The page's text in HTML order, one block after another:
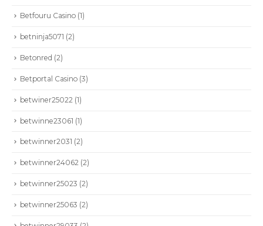
Betfouru Casino (1)
betninja5071 (2)
Betonred (2)
Betportal Casino (3)
betwiner25022 (1)
betwinne23061 (1)
betwinner2031 (2)
betwinner24062 (2)
betwinner25023 (2)
betwinner25063 (2)